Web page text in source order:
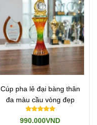
Cúp pha lê đại bàng thân
đa màu cầu vòng đẹp
990.000VND